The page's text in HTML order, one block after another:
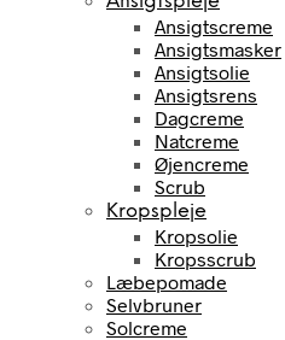
Ansigtscreme
Ansigtsmasker
Ansigtsolie
Ansigtsrens
Dagcreme
Natcreme
Øjencreme
Scrub
Kropspleje
Kropsolie
Kropsscrub
Læbepomade
Selvbruner
Solcreme